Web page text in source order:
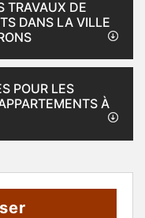
TRAVAUX DE
DANS LA VILLE
POUR LES
À